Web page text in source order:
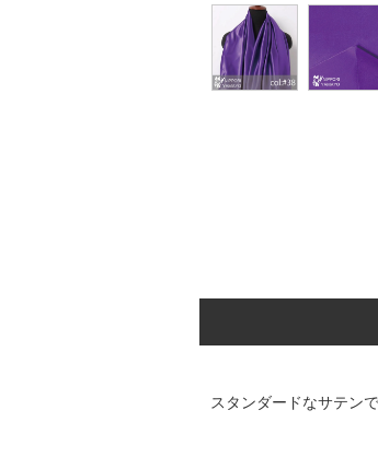
スタンダードなサテン